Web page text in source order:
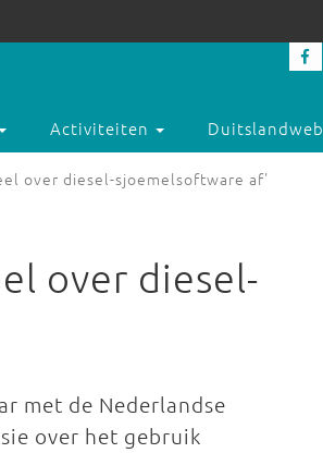
Activiteiten Duitslandweb
over diesel-sjoemelsoftware af'
over diesel-
met de Nederlandse
over het gebruik